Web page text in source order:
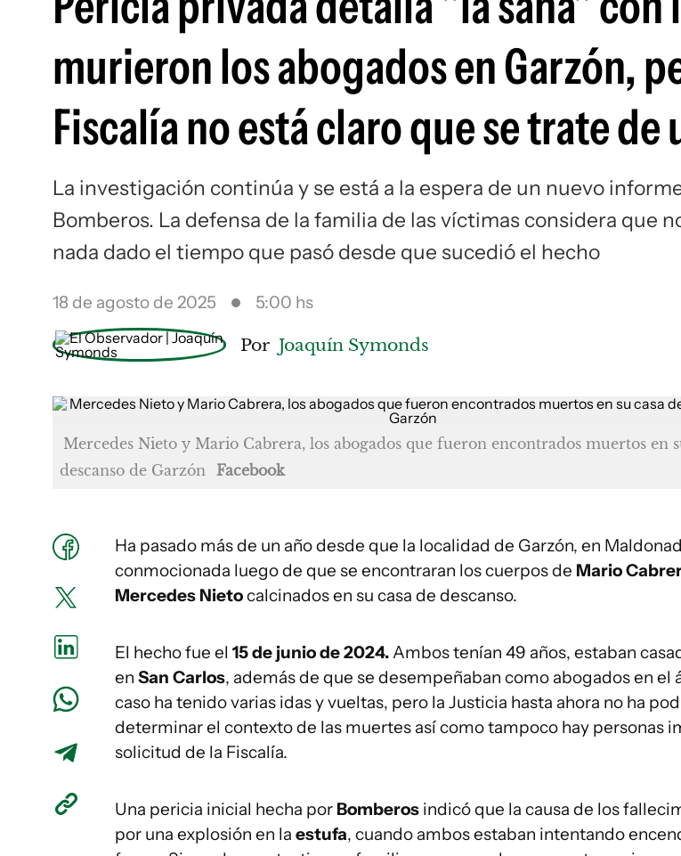
murieron los abogados en Garzón,
Fiscalía no está claro que se trate
La investigación continúa y se está a la espera de un nuevo
Bomberos. La defensa de la familia de las víctimas considera que
nada dado el tiempo que pasó desde que sucedió el hecho
18 de agosto de 2025 5:00 hs
Por Joaquín Symonds
Mercedes Nieto y Mario Cabrera, los abogados que fueron encontrados muertos en
descanso de Garzón Facebook
Ha pasado más de un año desde que la localidad de Garzón, en
conmocionada luego de que se encontraran los cuerpos de Mario
Mercedes Nietocalcinados en su casa de descanso.
El hecho fue el 15 de junio de 2024.Ambos tenían 49 años, estaban
en San Carlos, además de que se desempeñaban como abogados en el
caso ha tenido varias idas y vueltas, pero la Justicia hasta ahora no ha
determinar el contexto de las muertes así como tampoco hay personas
solicitud de la Fiscalía.
Una pericia inicial hecha por Bomberos indicó que la causa de los
por una explosión en la estufa, cuando ambos estaban intentando